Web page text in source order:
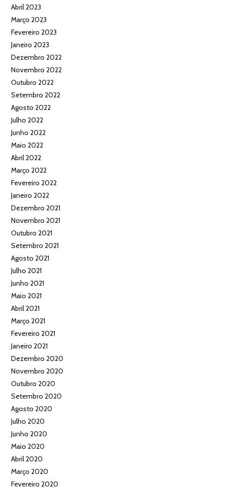
Abril 2023
Março 2023
Fevereiro 2023
Janeiro 2023
Dezembro 2022
Novembro 2022
Outubro 2022
Setembro 2022
Agosto 2022
Julho 2022
Junho 2022
Maio 2022
Abril 2022
Março 2022
Fevereiro 2022
Janeiro 2022
Dezembro 2021
Novembro 2021
Outubro 2021
Setembro 2021
Agosto 2021
Julho 2021
Junho 2021
Maio 2021
Abril 2021
Março 2021
Fevereiro 2021
Janeiro 2021
Dezembro 2020
Novembro 2020
Outubro 2020
Setembro 2020
Agosto 2020
Julho 2020
Junho 2020
Maio 2020
Abril 2020
Março 2020
Fevereiro 2020